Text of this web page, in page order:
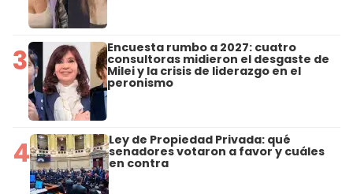
3 Encuesta rumbo a 2027: cuatro
consultoras midieron el desgaste de
Milei y la crisis de liderazgo en el
peronismo
4 Ley de Propiedad Privada: qué
senadores votaron a favor y cuáles
en contra